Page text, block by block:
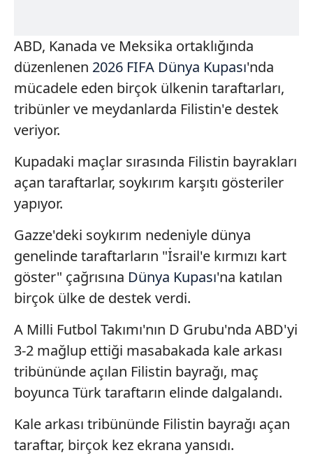
ABD, Kanada ve Meksika ortaklığında
düzenlenen 2026 FIFA Dünya Kupası'nda
mücadele eden birçok ülkenin taraftarları,
tribünler ve meydanlarda Filistin'e destek
veriyor.
Kupadaki maçlar sırasında Filistin bayrakları
açan taraftarlar, soykırım karşıtı gösteriler
yapıyor.
Gazze'deki soykırım nedeniyle dünya
genelinde taraftarların "İsrail'e kırmızı kart
göster" çağrısına Dünya Kupası'na katılan
birçok ülke de destek verdi.
A Milli Futbol Takımı'nın D Grubu'nda ABD'yi
3-2 mağlup ettiği masabakada kale arkası
tribününde açılan Filistin bayrağı, maç
boyunca Türk taraftarın elinde dalgalandı.
Kale arkası tribününde Filistin bayrağı açan
taraftar, birçok kez ekrana yansıdı.